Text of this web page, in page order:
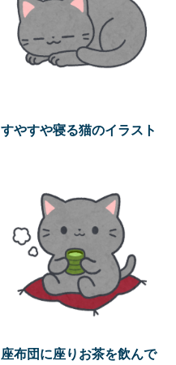
すやすや寝る猫のイラスト
座布団に座りお茶を飲んで